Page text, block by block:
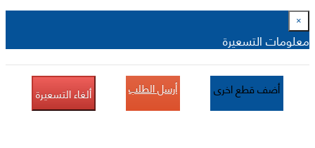
×
معلومات التسعيرة
أضف قطع اخرى أرسل الطلب ألغاء التسعيرة